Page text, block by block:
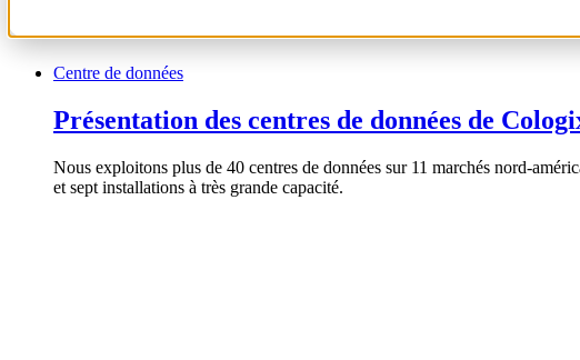
Centre de données
Présentation des centres de données de
Nous exploitons plus de 40 centres de données sur 11 marchés nord-
et sept installations à très grande capacité.